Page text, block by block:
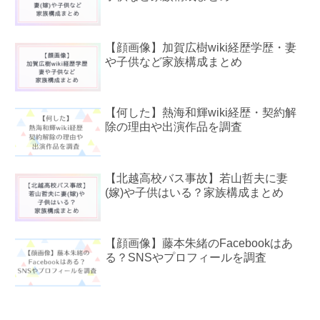
【顔画像】加賀広樹wiki経歴学歴・妻
や子供など家族構成まとめ
【何した】熱海和輝wiki経歴・契約解
除の理由や出演作品を調査
【北越高校バス事故】若山哲夫に妻
(嫁)や子供はいる？家族構成まとめ
【顔画像】藤本朱緒のFacebookはあ
る？SNSやプロフィールを調査